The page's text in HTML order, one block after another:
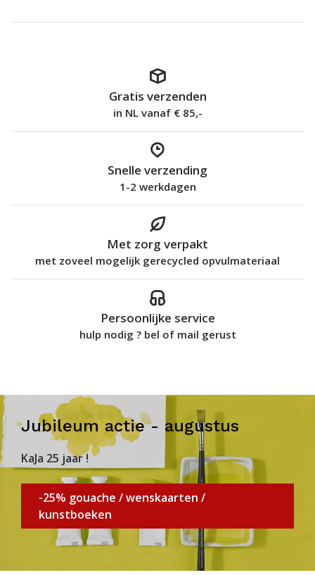
Gratis verzenden
in NL vanaf € 85,-
Snelle verzending
1-2 werkdagen
Met zorg verpakt
met zoveel mogelijk gerecycled opvulmateriaal
Persoonlijke service
hulp nodig ? bel of mail gerust
Jubileum actie - augustus
KaJa 25 jaar !
-25% gouache / wenskaarten /
kunstboeken